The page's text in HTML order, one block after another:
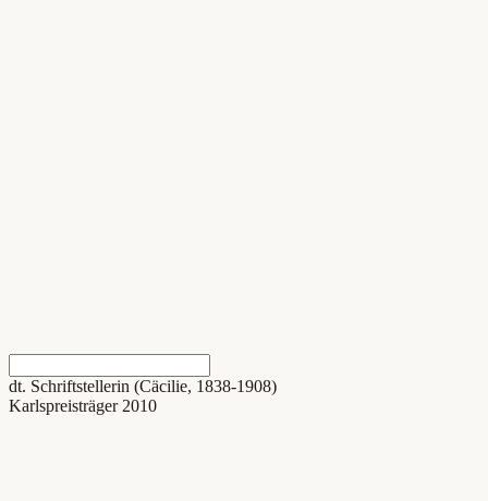
dt. Schriftstellerin (Cäcilie, 1838-1908)
Karlspreisträger 2010